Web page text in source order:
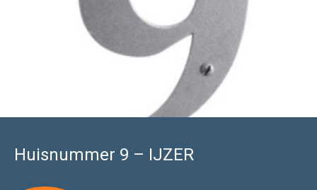
Huisnummer 9 – IJZER